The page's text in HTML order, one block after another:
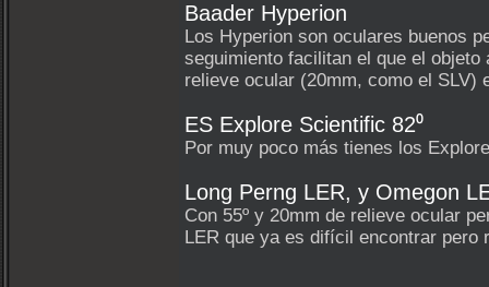
Baader Hyperion
Los Hyperion son oculares buenos
seguimiento facilitan el que el
relieve ocular (20mm, como el SLV)
ES Explore Scientific 82⁰
Por muy poco más tienes los
Long Perng LER, y Omegon
Con 55º y 20mm de relieve ocular
LER que ya es difícil encontrar pero